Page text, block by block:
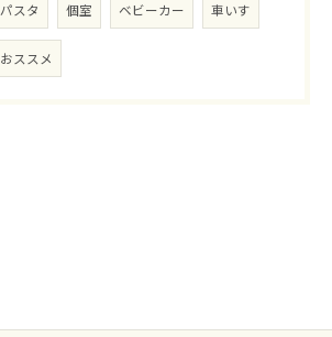
パスタ 個室 ベビーカー 車いす
おススメ